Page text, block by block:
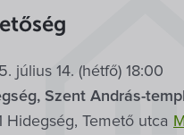
július 14. (hétfő) 18:00
Szent András-
Hidegség, Temető utca